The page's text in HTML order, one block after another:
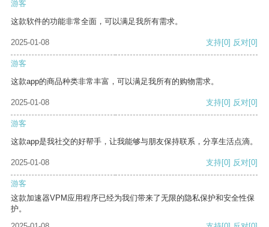
游客
这款软件的功能非常全面，可以满足我所有需求。
2025-01-08 支持[0] 反对[0]
游客
这款app的商品种类非常丰富，可以满足我所有的购物需求。
2025-01-08 支持[0] 反对[0]
游客
这款app是我社交的好帮手，让我能够与朋友保持联系，分享生活点滴。
2025-01-08 支持[0] 反对[0]
游客
这款加速器VPM应用程序已经为我们带来了无限的隐私保护和安全性保
护。